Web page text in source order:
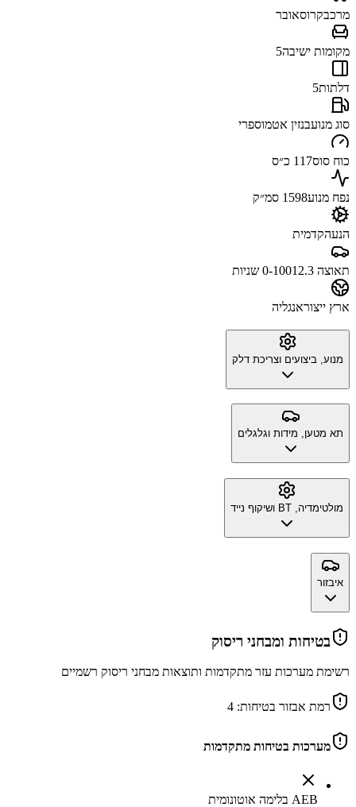
מרכבקרוסאובר
מקומות ישיבה5
דלתות5
סוג מנועבנזין אטמוספרי
כוח סוס117 כ״ס
נפח מנוע1598 סמ״ק
הנעהקדמית
תאוצה 0-100 12.3 שניות
ארץ ייצוראנגליה
מנוע, ביצועים וצריכת דלק
תא מטען, מידות וגלגלים
מולטימדיה, BT ושיקוף נייד
איבזור
בטיחות ומבחני ריסוק
רשימת מערכות עזר מתקדמות ותוצאות מבחני ריסוק רשמיים
רמת אבזור בטיחות: 4
מערכות בטיחות מתקדמות
AEB בלימה אוטונומית